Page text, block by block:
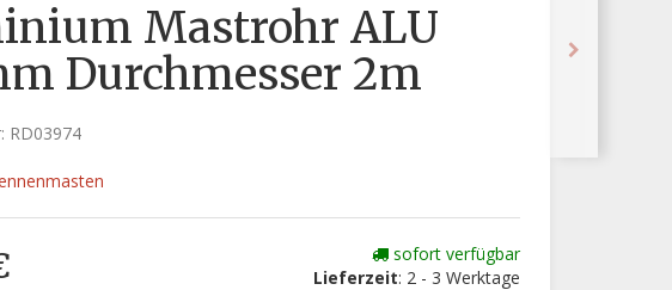
Mastrohr ALU
Durchmesser 2m
RD03974
sofort verfügbar
Lieferzeit: 2 - 3 Werktage